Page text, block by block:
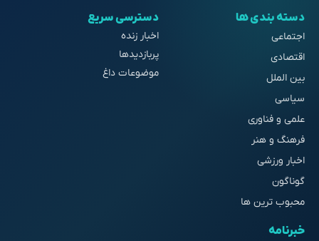
دسته بندی ها
اجتماعی
اقتصادی
بین الملل
سیاسی
علمی و فناوری
فرهنگ و هنر
اخبار ورزشی
گوناگون
محبوب ترین ها
دسترسی سریع
اخبار زنده
پربازدیدها
موضوعات داغ
خبرنامه